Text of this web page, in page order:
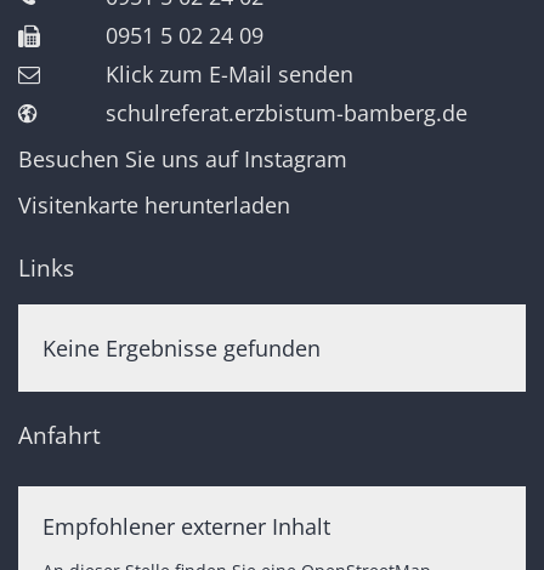
0951 5 02 24 09
Klick zum E-Mail senden
schulreferat.erzbistum-bamberg.de
Besuchen Sie uns auf Instagram
Visitenkarte herunterladen
Links
Keine Ergebnisse gefunden
Anfahrt
Empfohlener externer Inhalt